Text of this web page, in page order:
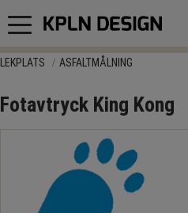
Meny
LEKPLATS ASFALTMÅLNING
Fotavtryck King Kong